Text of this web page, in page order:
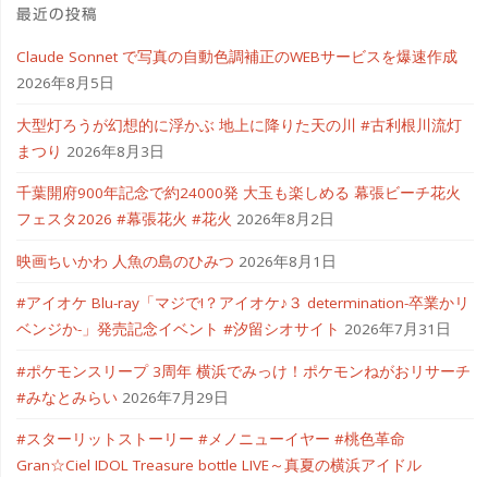
最近の投稿
Claude Sonnet で写真の自動色調補正のWEBサービスを爆速作成
2026年8月5日
大型灯ろうが幻想的に浮かぶ 地上に降りた天の川 #古利根川流灯
まつり 2026年8月3日
千葉開府900年記念で約24000発 大玉も楽しめる 幕張ビーチ花火
フェスタ2026 #幕張花火 #花火 2026年8月2日
映画ちいかわ 人魚の島のひみつ 2026年8月1日
#アイオケ Blu-ray「マジで!？アイオケ♪３ determination-卒業かリ
ベンジか-」発売記念イベント #汐留シオサイト 2026年7月31日
#ポケモンスリープ 3周年 横浜でみっけ！ポケモンねがおリサーチ
#みなとみらい 2026年7月29日
#スターリットストーリー #メノニューイヤー #桃色革命
Gran☆Ciel IDOL Treasure bottle LIVE～真夏の横浜アイドル